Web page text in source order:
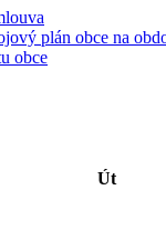
plán obce na
obce
Út